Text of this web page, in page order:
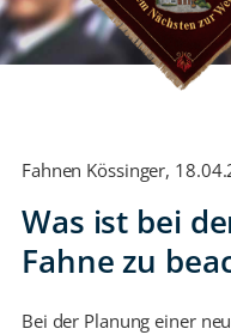
Fahnen Kössinger,
Was ist bei
Fahne zu
Bei der Planung einer